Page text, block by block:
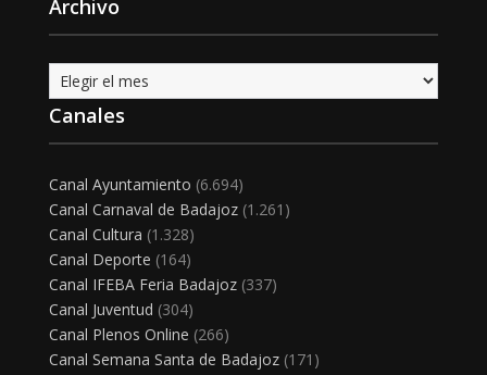
Archivo
Archivo
Canales
Canal Ayuntamiento (6.694)
Canal Carnaval de Badajoz(1.261)
Canal Cultura (1.328)
Canal Deporte (164)
Canal IFEBA Feria Badajoz(337)
Canal Juventud (304)
Canal Plenos Online (266)
Canal Semana Santa de Badajoz(171)